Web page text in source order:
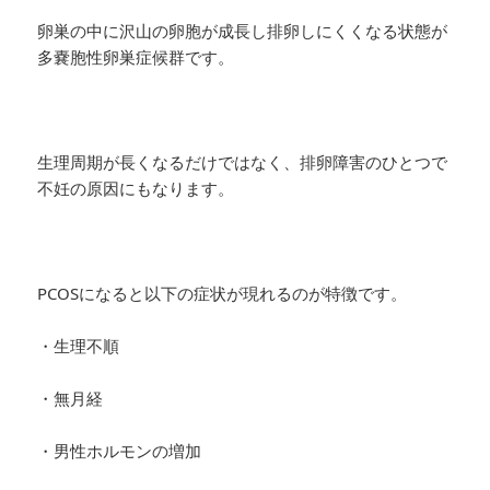
卵巣の中に沢山の卵胞が成長し排卵しにくくなる状態が
多嚢胞性卵巣症候群です。
生理周期が長くなるだけではなく、排卵障害のひとつで
不妊の原因にもなります。
PCOSになると以下の症状が現れるのが特徴です。
・生理不順
・無月経
・男性ホルモンの増加